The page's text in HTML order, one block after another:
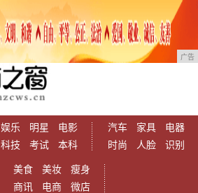
广告
娱乐 明星
电影
科技
考试 本科
汽车 家具
电器
时尚
人脸 识别
美食 美妆
瘦身
商讯
电商 微店